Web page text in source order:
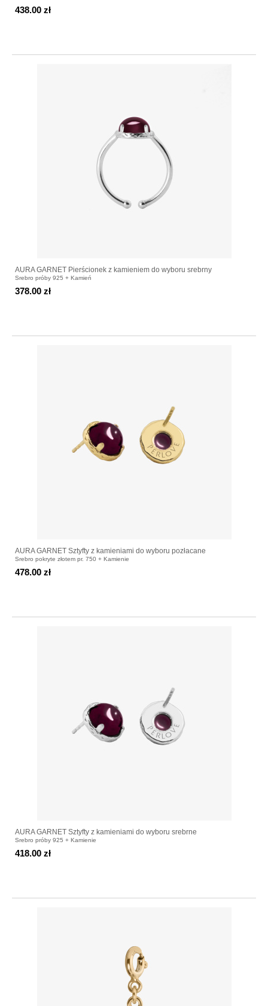
438.00 zł
AURA GARNET Pierścionek z kamieniem do wyboru srebrny
Srebro próby 925 + Kamień
378.00 zł
AURA GARNET Sztyfty z kamieniami do wyboru pozłacane
Srebro pokryte złotem pr. 750 + Kamienie
478.00 zł
AURA GARNET Sztyfty z kamieniami do wyboru srebrne
Srebro próby 925 + Kamienie
418.00 zł